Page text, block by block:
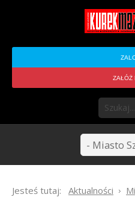
ZAŁÓŻ
Jesteś tutaj: Aktualności